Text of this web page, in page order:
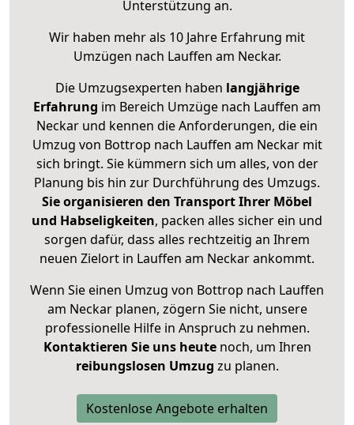
Unterstützung an.
Wir haben mehr als 10 Jahre Erfahrung mit
Umzügen nach Lauffen am Neckar.
Die Umzugsexperten haben langjährige
Erfahrung im Bereich Umzüge nach Lauffen am
Neckar und kennen die Anforderungen, die ein
Umzug von Bottrop nach Lauffen am Neckar mit
sich bringt. Sie kümmern sich um alles, von der
Planung bis hin zur Durchführung des Umzugs.
Sie organisieren den Transport Ihrer Möbel
und Habseligkeiten, packen alles sicher ein und
sorgen dafür, dass alles rechtzeitig an Ihrem
neuen Zielort in Lauffen am Neckar ankommt.
Wenn Sie einen Umzug von Bottrop nach Lauffen
am Neckar planen, zögern Sie nicht, unsere
professionelle Hilfe in Anspruch zu nehmen.
Kontaktieren Sie uns heutenoch, um Ihren
reibungslosen Umzug zu planen.
Kostenlose Angebote erhalten